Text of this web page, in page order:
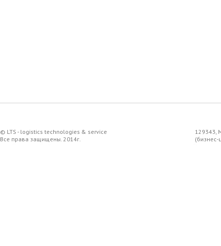
© LTS - logistics technologies & service
Все права защищены. 2014г.
129343,
(бизнес-